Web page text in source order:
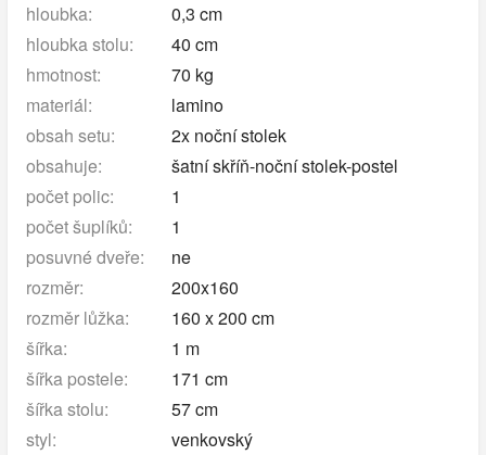
hloubka:
0,3 cm
hloubka stolu:
40 cm
hmotnost:
70 kg
materiál:
lamino
obsah setu:
2x noční stolek
obsahuje:
šatní skříň-noční stolek-postel
počet polic:
1
počet šuplíků:
1
posuvné dveře:
ne
rozměr:
200x160
rozměr lůžka:
160 x 200 cm
šířka:
1 m
šířka postele:
171 cm
šířka stolu:
57 cm
styl:
venkovský